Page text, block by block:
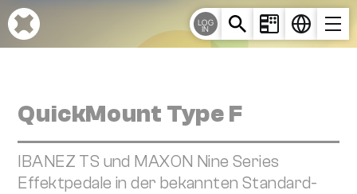
Cookie-Einstellungen
LOG
IN
QuickMount Type F
IBANEZ TS und MAXON Nine Series
Effektpedale in der bekannten Standard-